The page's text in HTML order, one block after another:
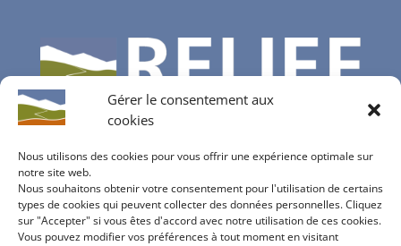
Gérer le consentement aux
cookies
Nous utilisons des cookies pour vous offrir une expérience optimale sur
notre site web.
Nous souhaitons obtenir votre consentement pour l'utilisation de certains
types de cookies qui peuvent collecter des données personnelles. Cliquez
sur "Accepter" si vous êtes d'accord avec notre utilisation de ces cookies.
Vous pouvez modifier vos préférences à tout moment en visitant
Contactez-nous
info@bureau-relief.ch